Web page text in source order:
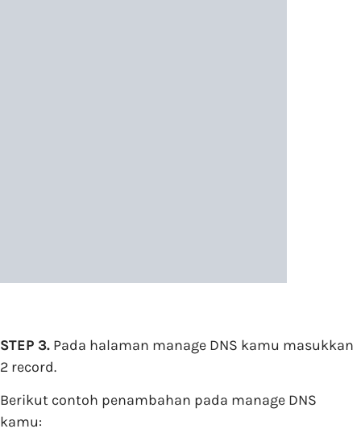
STEP 3. Pada halaman manage DNS kamu masukkan
2 record.
Berikut contoh penambahan pada manage DNS
kamu: